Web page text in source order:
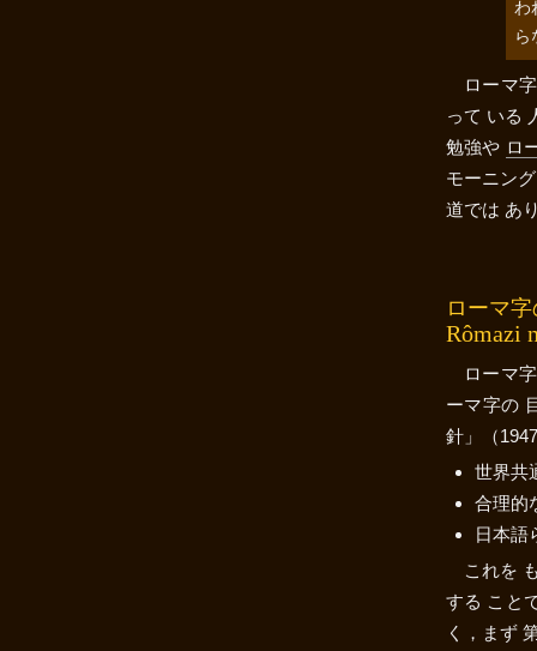
わ
ら
ローマ
って いる
勉強や ロ
モーニン
道では あ
ローマ
Rômazi
ローマ
ーマ字の
針」（
世界共
合理的
日本語
これを
する こと
く，まず